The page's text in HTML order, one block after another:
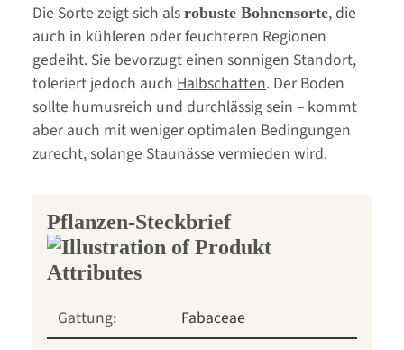
Die Sorte zeigt sich als robuste Bohnensorte, die
auch in kühleren oder feuchteren Regionen
gedeiht. Sie bevorzugt einen sonnigen Standort,
toleriert jedoch auch Halbschatten. Der Boden
sollte humusreich und durchlässig sein – kommt
aber auch mit weniger optimalen Bedingungen
zurecht, solange Staunässe vermieden wird.
Pflanzen-Steckbrief
Gattung: Fabaceae